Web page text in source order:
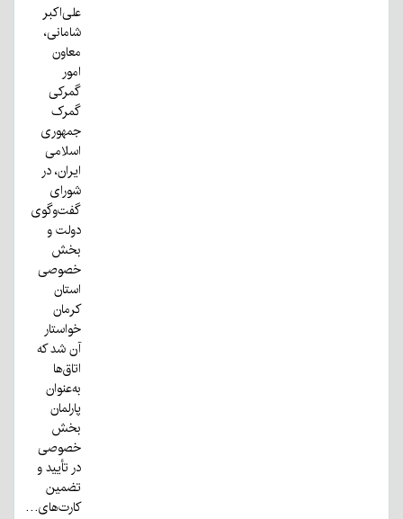
علی‌اکبر
شامانی،
معاون
امور
گمرکی
گمرک
جمهوری
اسلامی
ایران، در
شورای
گفت‌وگوی
دولت و
بخش
خصوصی
استان
کرمان
خواستار
آن شد که
اتاق‌ها
به‌عنوان
پارلمان
بخش
خصوصی
در تأیید و
تضمین
کارت‌های…